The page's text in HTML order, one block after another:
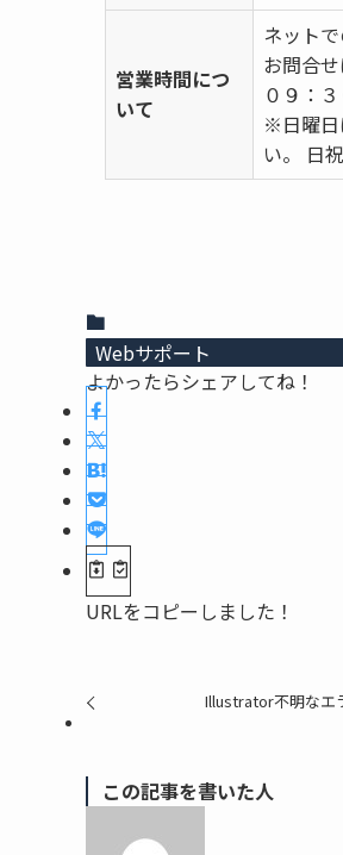
営業時間につ
いて
ネット
お問合
０９：
※日曜日
い。 日
Webサポート
よかったらシェアしてね！
URLをコピーしました！
Illustrator不明なエ
この記事を書いた人